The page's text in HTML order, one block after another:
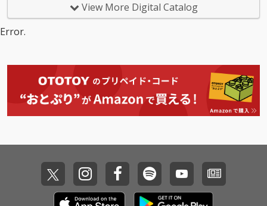
View More Digital Catalog
Error.